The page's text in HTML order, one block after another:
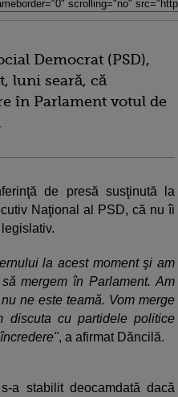
Democrat (PSD),
luni seară, că
în Parlament votul de
de presă susţinută la
Naţional al PSD, că nu îi
la acest moment şi am
mergem în Parlament. Am
ne este teamă. Vom merge
discuta cu partidele politice
, a afirmat Dăncilă.
a stabilit deocamdată dacă